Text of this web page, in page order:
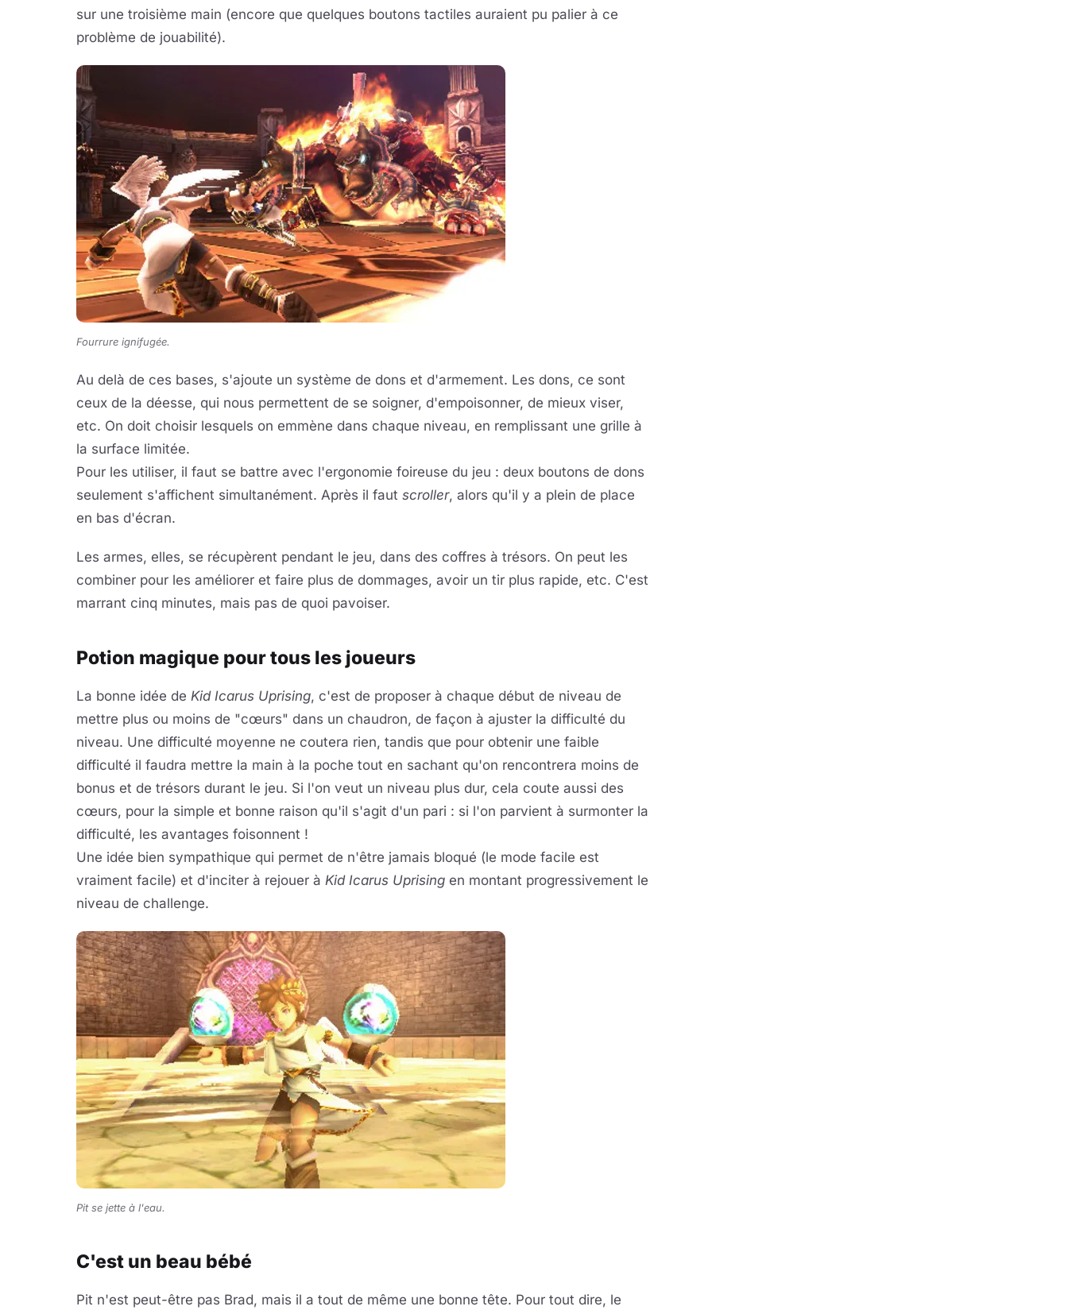
sur une troisième main (encore que quelques boutons tactiles auraient pu palier à ce
problème de jouabilité).
Fourrure ignifugée.
Au delà de ces bases, s'ajoute un système de dons et d'armement. Les dons, ce sont
ceux de la déesse, qui nous permettent de se soigner, d'empoisonner, de mieux viser,
etc. On doit choisir lesquels on emmène dans chaque niveau, en remplissant une grille à
la surface limitée.
Pour les utiliser, il faut se battre avec l'ergonomie foireuse du jeu : deux boutons de dons
seulement s'affichent simultanément. Après il faut scroller, alors qu'il y a plein de place
en bas d'écran.
Les armes, elles, se récupèrent pendant le jeu, dans des coffres à trésors. On peut les
combiner pour les améliorer et faire plus de dommages, avoir un tir plus rapide, etc. C'est
marrant cinq minutes, mais pas de quoi pavoiser.
Potion magique pour tous les joueurs
La bonne idée de Kid Icarus Uprising, c'est de proposer à chaque début de niveau de
mettre plus ou moins de "cœurs" dans un chaudron, de façon à ajuster la difficulté du
niveau. Une difficulté moyenne ne coutera rien, tandis que pour obtenir une faible
difficulté il faudra mettre la main à la poche tout en sachant qu'on rencontrera moins de
bonus et de trésors durant le jeu. Si l'on veut un niveau plus dur, cela coute aussi des
cœurs, pour la simple et bonne raison qu'il s'agit d'un pari : si l'on parvient à surmonter la
difficulté, les avantages foisonnent !
Une idée bien sympathique qui permet de n'être jamais bloqué (le mode facile est
vraiment facile) et d'inciter à rejouer à Kid Icarus Uprising en montant progressivement le
niveau de challenge.
Pit se jette à l'eau.
C'est un beau bébé
Pit n'est peut-être pas Brad, mais il a tout de même une bonne tête. Pour tout dire, le